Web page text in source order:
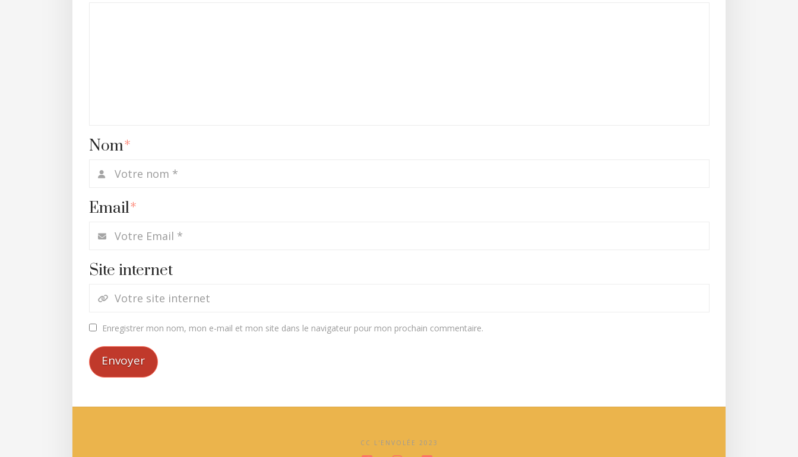
Nom*
Email*
Site internet
Enregistrer mon nom, mon e-mail et mon site dans le navigateur pour mon prochain commentaire.
CC L'ENVOLÉE 2023